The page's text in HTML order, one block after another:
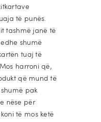
të punës.
tashmë janë të
shumë
tuaj të
harroni që,
që mund të
shumë pak
nëse për
të mos ketë